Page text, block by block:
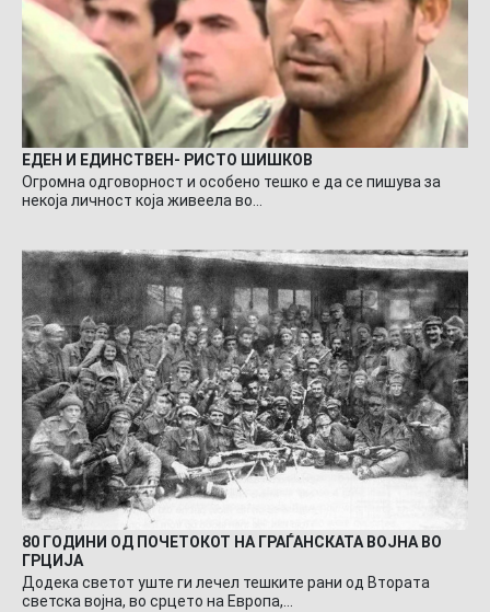
ЕДЕН И ЕДИНСТВЕН- РИСТО ШИШКОВ
Огромна одговорност и особено тешко е да се пишува за
некоја личност која живеела во…
80 ГОДИНИ ОД ПОЧЕТОКОТ НА ГРАЃАНСКАТА ВОЈНА ВО
ГРЦИЈА
Додека светот уште ги лечел тешките рани од Втората
светска војна, во срцето на Европа,…